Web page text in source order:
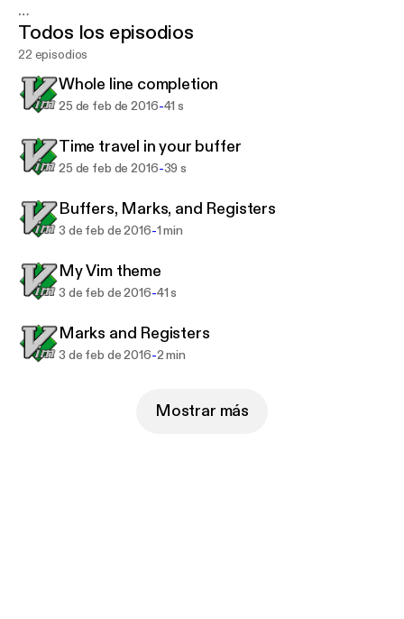
Want your question answered? Ask r00k on Twitter.
Powered by briefs.fm.
Todos los episodios
22 episodios
Whole line completion
25 de feb de 2016-41 s
Time travel in your buffer
25 de feb de 2016-39 s
Buffers, Marks, and Registers
3 de feb de 2016-1 min
My Vim theme
3 de feb de 2016-41 s
Marks and Registers
3 de feb de 2016-2 min
Mostrar más